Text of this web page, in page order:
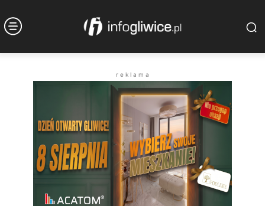
r e k l a m a